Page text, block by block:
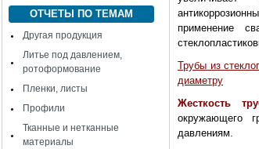
ОТЧЕТЫ ПО ТЕМАМ
Другая продукция
Литье под давлением,
ротоформование
Пленки, листы
Профили
Тканные и нетканные
материалы
применение
Трубы из
диаметру
Жесткость
окружающего
давлениям.